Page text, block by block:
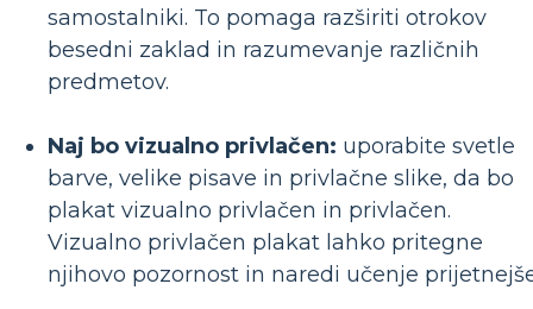
samostalniki. To pomaga razširiti otrokov
besedni zaklad in razumevanje različnih
predmetov.
Naj bo vizualno privlačen: uporabite svetle
barve, velike pisave in privlačne slike, da bo
plakat vizualno privlačen in privlačen.
Vizualno privlačen plakat lahko pritegne
njihovo pozornost in naredi učenje